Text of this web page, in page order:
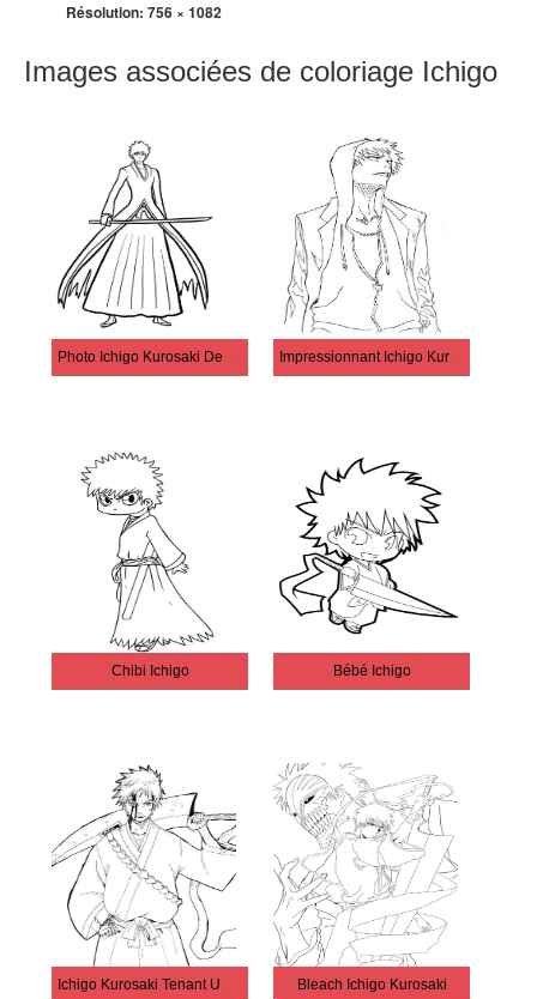
Résolution: 756 × 1082
Images associées de coloriage Ichigo
Photo Ichigo Kurosaki De Haute Qualité Impressionnant Ichigo Kurosaki
Chibi Ichigo Bébé Ichigo
Ichigo Kurosaki Tenant Une Épée Bleach Ichigo Kurosaki